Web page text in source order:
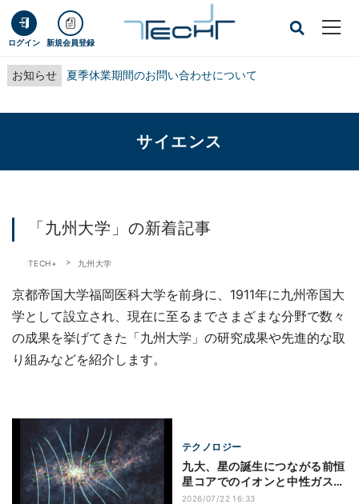
ログイン 新規会員登録
お知らせ 夏季休業期間のお問い合わせについて
サイエンス
「九州大学」の新着記事
TECH+ 九州大学
京都帝国大学福岡医科大学を前身に、1911年に九州帝国大
学として設立され、現在に至るまでさまざまな分野で数々
の成果を挙げてきた「九州大学」の研究成果や先進的な取
り組みなどを紹介します。
テクノロジー
九大、星の誕生につながる前恒
星コアでのイオンと中性ガスの
速度差を検出
2026/07/22 16:33